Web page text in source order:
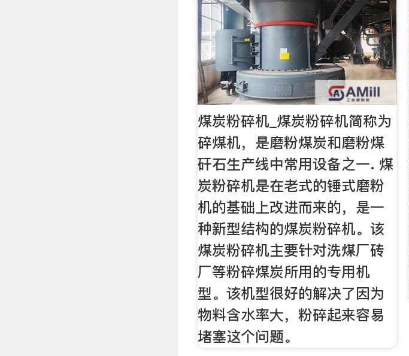
煤炭粉碎机_煤炭粉碎机简称为
碎煤机，是磨粉煤炭和磨粉煤
矸石生产线中常用设备之一. 煤
炭粉碎机是在老式的锤式磨粉
机的基础上改进而来的，是一
种新型结构的煤炭粉碎机。该
煤炭粉碎机主要针对洗煤厂砖
厂等粉碎煤炭所用的专用机
型。该机型很好的解决了因为
物料含水率大，粉碎起来容易
堵塞这个问题。